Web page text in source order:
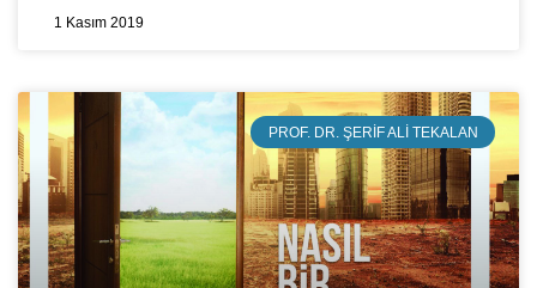
1 Kasım 2019
PROF. DR. ŞERIF ALI TEKALAN